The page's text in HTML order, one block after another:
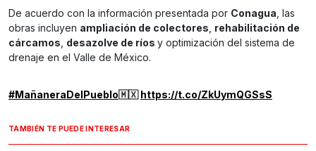
De acuerdo con la información presentada por Conagua, las
obras incluyen ampliación de colectores, rehabilitación de
cárcamos, desazolve de ríos y optimización del sistema de
drenaje en el Valle de México.
#MañaneraDelPueblo🇲🇽 https://t.co/ZkUymQGSsS
TAMBIÉN TE PUEDE INTERESAR